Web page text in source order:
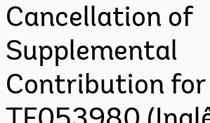
Cancellation of
Supplemental
Contribution for